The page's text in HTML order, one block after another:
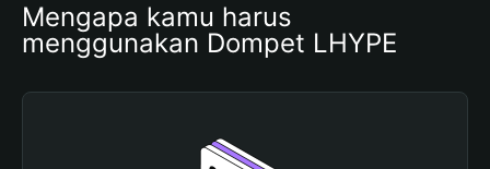
Mengapa kamu harus
menggunakan Dompet LHYPE